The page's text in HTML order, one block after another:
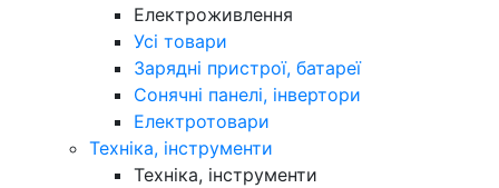
Електроживлення
Усі товари
Зарядні пристрої, батареї
Сонячні панелі, інвертори
Електротовари
Техніка, інструменти
Техніка, інструменти